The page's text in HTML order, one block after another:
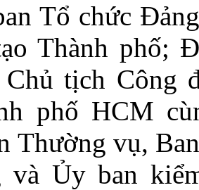
Tổ chức
Thành phố;
tịch Công
phố HCM
Thường vụ,
và Ủy ban